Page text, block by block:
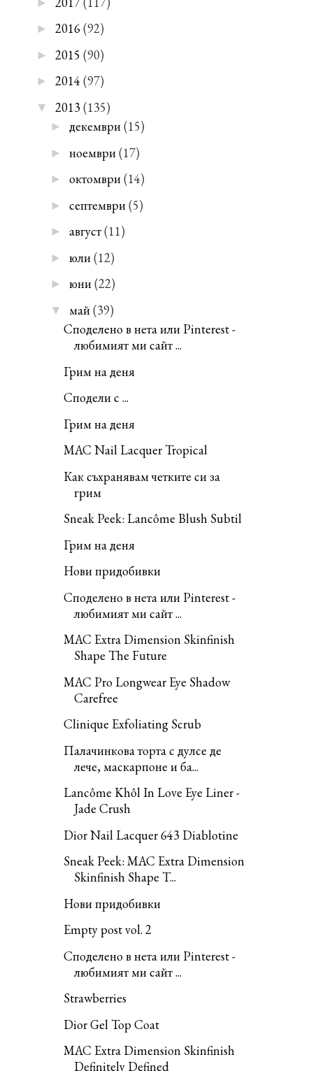
► 2016(92)
► 2015 (90)
► 2014 (97)
▼ 2013(135)
► декември(15)
► ноември (17)
► октомври(14)
► септември (5)
► август(11)
► юли (12)
► юни(22)
▼ май (39)
Споделено в нета или Pinterest -
любимият ми сайт ...
Грим на деня
Сподели с ...
Грим на деня
MAC Nail Lacquer Tropical
Как съхранявам четките си за
грим
Sneak Peek: Lancôme Blush Subtil
Грим на деня
Нови придобивки
Споделено в нета или Pinterest -
любимият ми сайт ...
MAC Extra Dimension Skinfinish
Shape The Future
MAC Pro Longwear Eye Shadow
Carefree
Clinique Exfoliating Scrub
Палачинкова торта с дулсе де
лече, маскарпоне и ба...
Lancôme Khôl In Love Eye Liner -
Jade Crush
Dior Nail Lacquer 643 Diablotine
Sneak Peek: MAC Extra Dimension
Skinfinish Shape T...
Нови придобивки
Empty post vol. 2
Споделено в нета или Pinterest -
любимият ми сайт ...
Strawberries
Dior Gel Top Coat
MAC Extra Dimension Skinfinish
Definitely Defined